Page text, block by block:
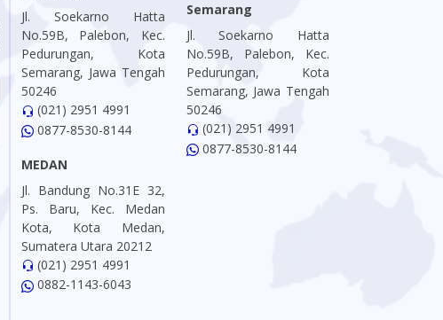
Jl. Soekarno Hatta
No.59B, Palebon, Kec.
Pedurungan, Kota
Semarang, Jawa Tengah
50246
(021) 2951 4991
0877-8530-8144
MEDAN
Jl. Bandung No.31E 32,
Ps. Baru, Kec. Medan
Kota, Kota Medan,
Sumatera Utara 20212
(021) 2951 4991
0882-1143-6043
Semarang
Jl. Soekarno Hatta
No.59B, Palebon, Kec.
Pedurungan, Kota
Semarang, Jawa Tengah
50246
(021) 2951 4991
0877-8530-8144